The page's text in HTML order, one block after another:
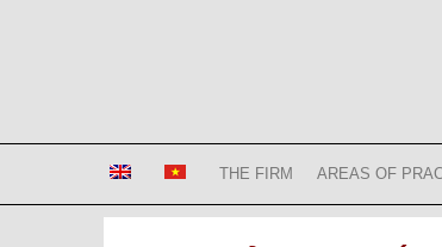
THE FIRM AREAS OF